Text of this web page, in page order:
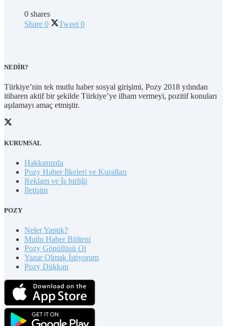
0 shares
Share 0 Tweet 0
NEDİR?
Türkiye’nin tek mutlu haber sosyal girişimi, Pozy 2018 yılından
itibaren aktif bir şekilde Türkiye’ye ilham vermeyi, pozitif konuları
aşılamayı amaç etmiştir.
KURUMSAL
Hakkımızda
Pozy Haber İlkeleri ve Kuralları
Reklam ve İş birliği
İletişim
POZY
Neler Yaptık?
Mutlu Haber Bülteni
Pozy Gönüllüsü Ol
Yazar Olmak İstiyorum
Pozy Dükkan